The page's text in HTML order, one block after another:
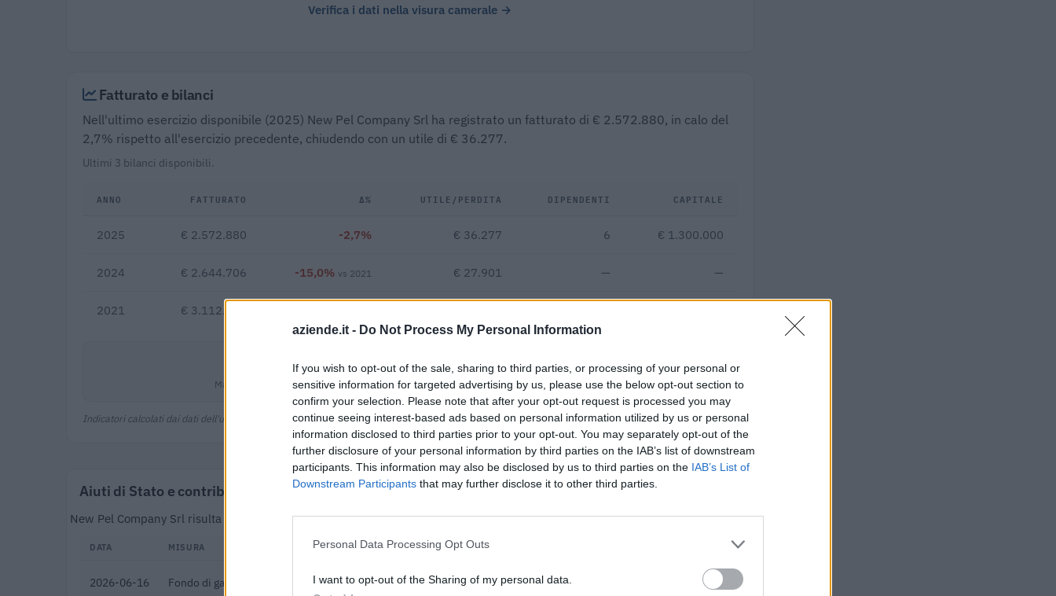
aziende.it - Do Not Process My Personal Information
If you wish to opt-out of the sale, sharing to third parties, or processing of your personal or
sensitive information for targeted advertising by us, please use the below opt-out section to
confirm your selection. Please note that after your opt-out request is processed you may
continue seeing interest-based ads based on personal information utilized by us or personal
information disclosed to third parties prior to your opt-out. You may separately opt-out of the
further disclosure of your personal information by third parties on the IAB’s list of downstream
participants. This information may also be disclosed by us to third parties on the IAB’s List of
Downstream Participants that may further disclose it to other third parties.
Personal Data Processing Opt Outs
I want to opt-out of the Sharing of my personal data.
Verifica i dati nella visura camerale →
Fatturato e bilanci
Nell'ultimo esercizio disponibile (2025) New Pel Company Srl ha registrato un fatturato di € 2.572.880, in calo del
2,7% rispetto all'esercizio precedente, chiudendo con un utile di € 36.277.
Ultimi 3 bilanci disponibili.
ANNO FATTURATO Δ% UTILE/PERDITA DIPENDENTI CAPITALE
2025 € 2.572.880 -2,7% € 36.277 6 € 1.300.000
2024 € 2.644.706 -15,0% vs 2021 € 27.901 — —
2021 € 3.112.315
Margine netto
€ 428.813
Fatturato per dipendente
Indicatori calcolati dai dati dell'ultimo bilancio disponibile.
Aiuti di Stato e contributi pubblici
New Pel Company Srl risulta beneficiaria di 32 aiuti o contributi pubblici per un totale di 3.523.006 euro (2020–2026).
DATA MISURA ENTE CONCEDENTE
2026-06-16 Fondo di garanzia per le piccole e medie imprese
Banca del Mezzogiorno MedioCredito
80.000 euro